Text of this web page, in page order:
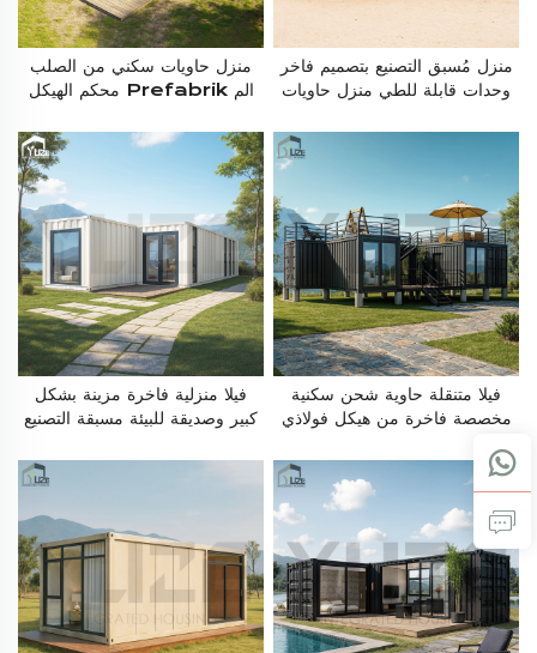
منزل مُسبق التصنيع بتصميم فاخر
وحدات قابلة للطي منزل حاويات
منزل حاويات سكني من الصلب
الم Prefabrik محكم الهيكل
مطبخ وحمام
فيلا متنقلة حاوية شحن سكنية
مخصصة فاخرة من هيكل فولاذي
فيلا منزلية فاخرة مزينة بشكل
كبير وصديقة للبيئة مسبقة التصنيع
من حاويات الشحن المعدلة، غرفتا